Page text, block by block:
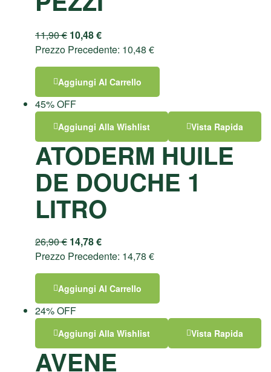
11,90€ 10,48€
Prezzo Precedente: 10,48 €
Aggiungi Al Carrello
45% OFF
Aggiungi Alla Wishlist Vista Rapida
ATODERM HUILE
DE DOUCHE 1
LITRO
26,90€ 14,78€
Prezzo Precedente: 14,78 €
Aggiungi Al Carrello
24% OFF
Aggiungi Alla Wishlist Vista Rapida
AVENE